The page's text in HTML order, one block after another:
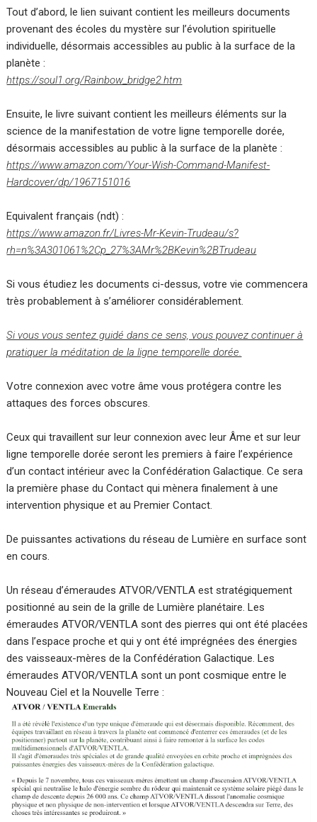
Tout d’abord, le lien suivant contient les meilleurs documents
provenant des écoles du mystère sur l’évolution spirituelle
individuelle, désormais accessibles au public à la surface de la
planète :
https://soul1.org/Rainbow_bridge2.htm
Ensuite, le livre suivant contient les meilleurs éléments sur la
science de la manifestation de votre ligne temporelle dorée,
désormais accessibles au public à la surface de la planète :
https://www.amazon.com/Your-Wish-Command-Manifest-
Hardcover/dp/1967151016
Equivalent français (ndt) :
https://www.amazon.fr/Livres-Mr-Kevin-Trudeau/s?
rh=n%3A301061%2Cp_27%3AMr%2BKevin%2BTrudeau
Si vous étudiez les documents ci-dessus, votre vie commencera
très probablement à s’améliorer considérablement.
Si vous vous sentez guidé dans ce sens, vous pouvez continuer à
pratiquer la méditation de la ligne temporelle dorée.
Votre connexion avec votre âme vous protégera contre les
attaques des forces obscures.
Ceux qui travaillent sur leur connexion avec leur Âme et sur leur
ligne temporelle dorée seront les premiers à faire l’expérience
d’un contact intérieur avec la Confédération Galactique. Ce sera
la première phase du Contact qui mènera finalement à une
intervention physique et au Premier Contact.
De puissantes activations du réseau de Lumière en surface sont
en cours.
Un réseau d’émeraudes ATVOR/VENTLA est stratégiquement
positionné au sein de la grille de Lumière planétaire. Les
émeraudes ATVOR/VENTLA sont des pierres qui ont été placées
dans l’espace proche et qui y ont été imprégnées des énergies
des vaisseaux-mères de la Confédération Galactique. Les
émeraudes ATVOR/VENTLA sont un pont cosmique entre le
Nouveau Ciel et la Nouvelle Terre :